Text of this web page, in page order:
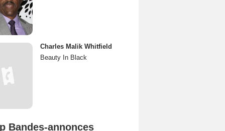
Charles Malik Whitfield
Beauty In Black
Bandes-annonces